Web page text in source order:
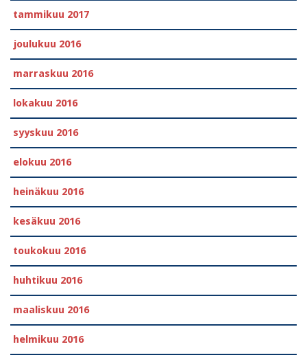
tammikuu 2017
joulukuu 2016
marraskuu 2016
lokakuu 2016
syyskuu 2016
elokuu 2016
heinäkuu 2016
kesäkuu 2016
toukokuu 2016
huhtikuu 2016
maaliskuu 2016
helmikuu 2016